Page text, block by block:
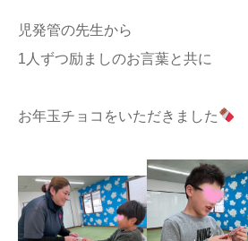
児発管の先生から
1人ずつ励ましのお言葉と共に
お年玉チョコをいただきました